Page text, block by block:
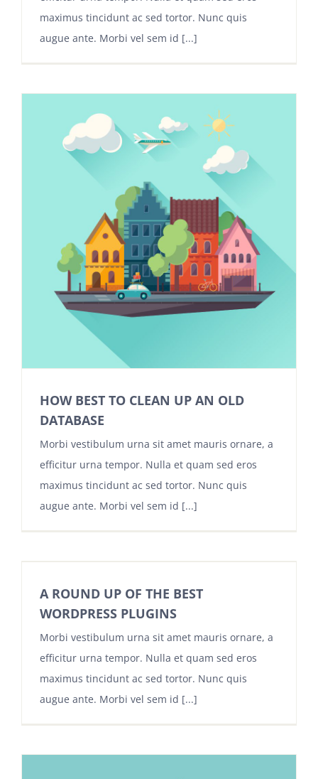
maximus tincidunt ac sed tortor. Nunc quis
augue ante. Morbi vel sem id [...]
HOW BEST TO CLEAN UP AN OLD
DATABASE
Morbi vestibulum urna sit amet mauris ornare, a
efficitur urna tempor. Nulla et quam sed eros
maximus tincidunt ac sed tortor. Nunc quis
augue ante. Morbi vel sem id [...]
A ROUND UP OF THE BEST
WORDPRESS PLUGINS
Morbi vestibulum urna sit amet mauris ornare, a
efficitur urna tempor. Nulla et quam sed eros
maximus tincidunt ac sed tortor. Nunc quis
augue ante. Morbi vel sem id [...]